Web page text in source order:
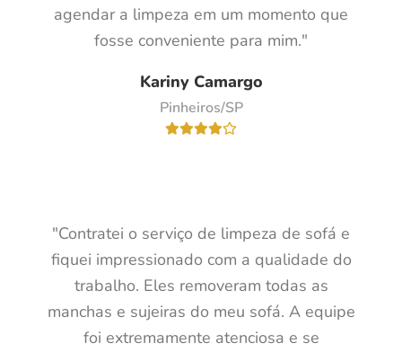
agendar a limpeza em um momento que
fosse conveniente para mim."
Kariny Camargo
Pinheiros/SP
"Contratei o serviço de limpeza de sofá e
fiquei impressionado com a qualidade do
trabalho. Eles removeram todas as
manchas e sujeiras do meu sofá. A equipe
foi extremamente atenciosa e se